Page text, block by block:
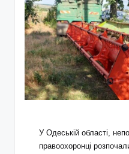
У Одеській області,
правоохоронці